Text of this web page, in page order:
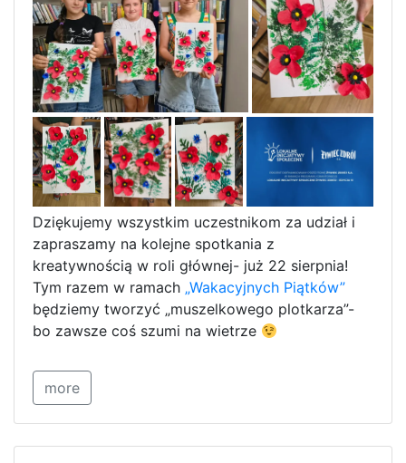
Dziękujemy wszystkim uczestnikom za udział i
zapraszamy na kolejne spotkania z
kreatywnością w roli głównej- już 22 sierpnia!
Tym razem w ramach „Wakacyjnych Piątków”
będziemy tworzyć „muszelkowego plotkarza”-
bo zawsze coś szumi na wietrze
more